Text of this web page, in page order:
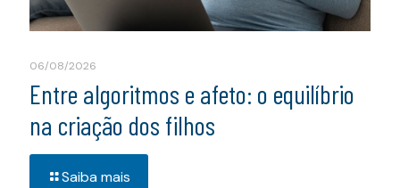
06/08/2026
Entre algoritmos e afeto: o equilíbrio
na criação dos filhos
Saiba mais